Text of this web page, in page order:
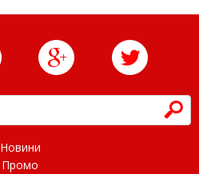
h
Новини
Промо